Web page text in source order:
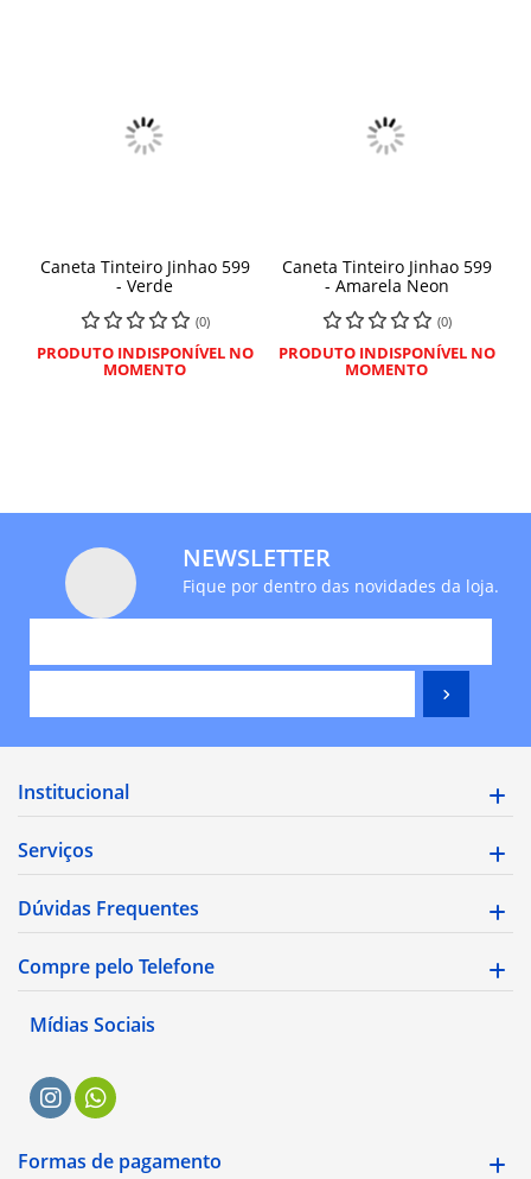
Caneta Tinteiro Jinhao 599
- Verde
(0)
PRODUTO INDISPONÍVEL NO
MOMENTO
Caneta Tinteiro Jinhao 599
- Amarela Neon
(0)
PRODUTO INDISPONÍVEL NO
MOMENTO
NEWSLETTER
Fique por dentro das novidades da loja.
Institucional
Serviços
Dúvidas Frequentes
Compre pelo Telefone
Mídias Sociais
Formas de pagamento